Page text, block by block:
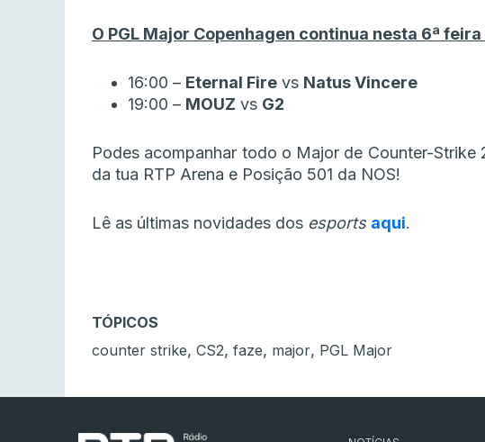
O PGL Major Copenhagen continua nesta 6ª feira
16:00 – Eternal Fire vs Natus Vincere
19:00 – MOUZ vs G2
Podes acompanhar todo o Major de Counter-Strike
da tua RTP Arena e Posição 501 da NOS!
Lê as últimas novidades dos esports aqui.
TÓPICOS
counter strike, CS2, faze, major, PGL Major